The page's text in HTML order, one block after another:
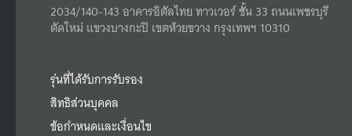
2034/140-143 อาคารอิตัลไทย ทาวเวอร์ ชั้น 33 ถนนเพชรบุรี
ตัดใหม่ แขวงบางกะปิ เขตห้วยขวาง กรุงเทพฯ 10310
รุ่นที่ได้รับการรับรอง
สิทธิส่วนบุคคล
ข้อกำหนดและเงื่อนไข